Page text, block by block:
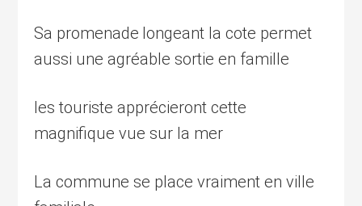
Sa promenade longeant la cote permet
aussi une agréable sortie en famille
les touriste apprécieront cette
magnifique vue sur la mer
La commune se place vraiment en ville